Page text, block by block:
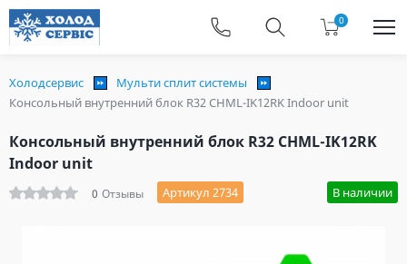
0
Холодсервис
Мульти сплит системы
Консольный внутренний блок R32 CHML-IK12RK Indoor unit
Консольный внутренний блок R32 CHML-IK12RK
Indoor unit
0 Отзывы Артикул 2734 В наличии